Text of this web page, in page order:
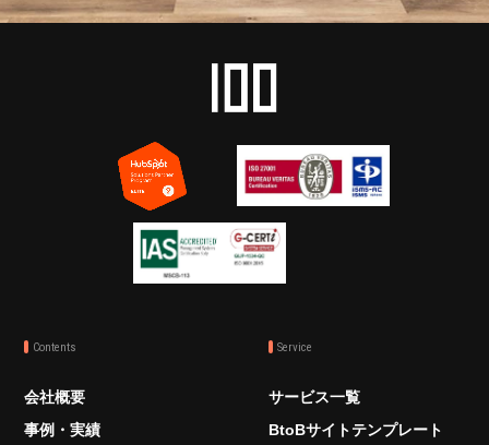
Contents
会社概要
事例・実績
Service
サービス一覧
BtoBサイトテンプレート